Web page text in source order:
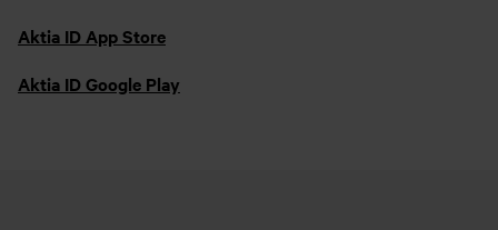
Aktia ID App Store
Aktia ID Google Play